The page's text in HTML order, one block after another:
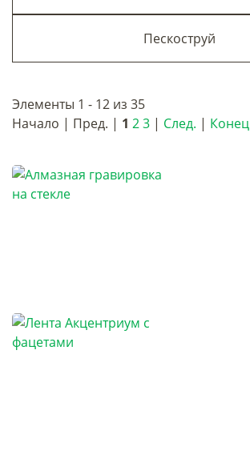
Пескоструй
Элементы 1 - 12 из 35
Начало | Пред. | 1 23 | След. | Конец